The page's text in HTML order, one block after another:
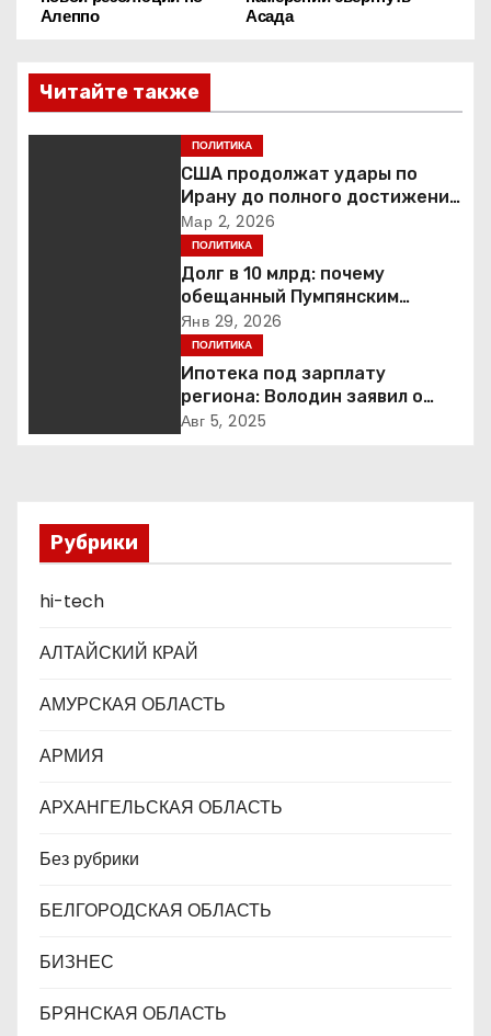
а
и
о
а
п
и
с
я
м
Асада
Алеппо
Читайте также
ПОЛИТИКА
США продолжат удары по
Ирану до полного достижения
целей — Трамп
Мар 2, 2026
ПОЛИТИКА
Долг в 10 млрд: почему
обещанный Пумпянским
научный центр в
Екатеринбурге так и не
построен
Янв 29, 2026
ПОЛИТИКА
Ипотека под зарплату
региона: Володин заявил о
планах дифференцировать
Авг 5, 2025
Рубрики
hi-tech
АЛТАЙСКИЙ КРАЙ
АМУРСКАЯ ОБЛАСТЬ
АРМИЯ
АРХАНГЕЛЬСКАЯ ОБЛАСТЬ
Без рубрики
БЕЛГОРОДСКАЯ ОБЛАСТЬ
БИЗНЕС
БРЯНСКАЯ ОБЛАСТЬ